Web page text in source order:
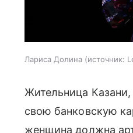
Лариса Долина источник:
Жительница
свою банковскую
женщина должна